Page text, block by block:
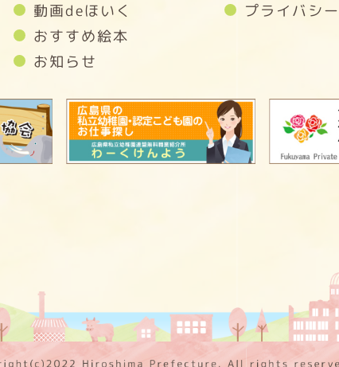
動画deほいく
おすすめ絵本
お知らせ
プライバシ